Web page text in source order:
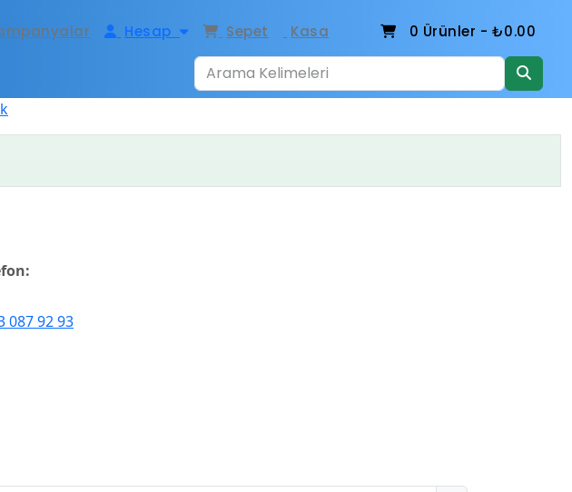
Hesap Sepet Kasa 0 Ürünler - ₺0.00
087 92 93